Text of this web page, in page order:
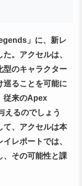
」に、新レ
。アクセルは、
型のキャラクター
巡ることを可能に
従来のApex
えるのでしょう
て、アクセルは本
レポートでは、
、その可能性と課